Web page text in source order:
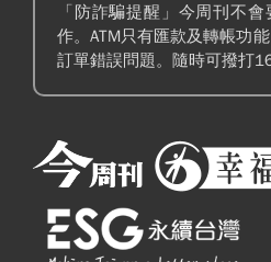
「防詐騙提醒」今周刊不
作。ATM只有匯款及轉帳功
訂單錯誤問題。隨時可撥打